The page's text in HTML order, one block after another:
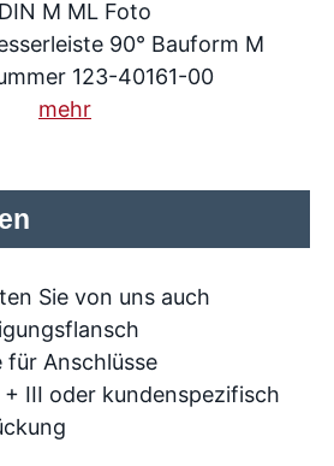
90° Bauform M
123-40161-00
mehr
Sie von uns auch
für Anschlüsse
III oder kundenspezifisch